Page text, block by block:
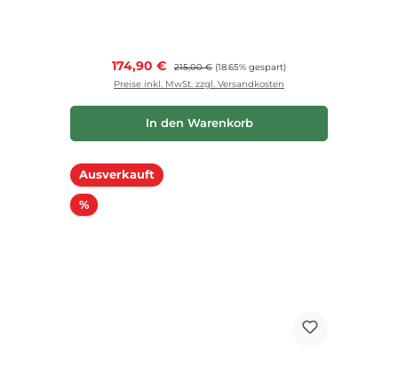
Verkaufspreis:
174,90 € Regulärer Preis:
215,00 € (18.65% gespart)
Preise inkl. MwSt. zzgl. Versandkosten
In den Warenkorb
Ausverkauft
%Rabatt